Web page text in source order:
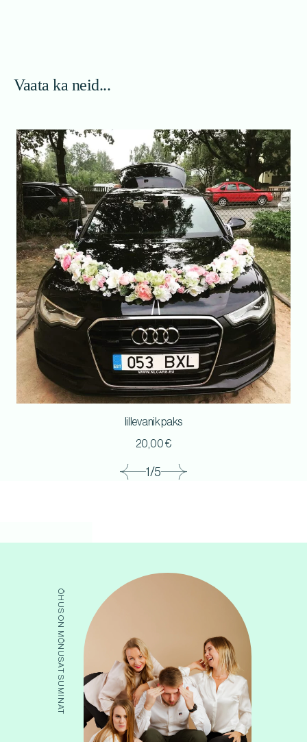
Vaata ka neid...
1/5
lillevanik paks
20,00€
ÕHUS ON MÕNUSAT SUMINAT